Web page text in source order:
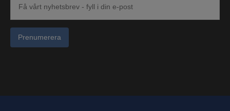
Prenumerera